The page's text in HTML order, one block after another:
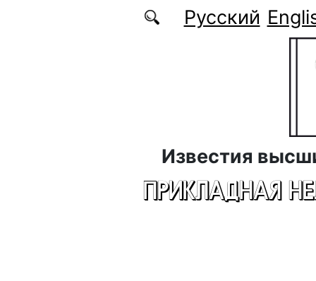
Перейти к основному содержаниюРусский
Известия
ПРИКЛАДНАЯ